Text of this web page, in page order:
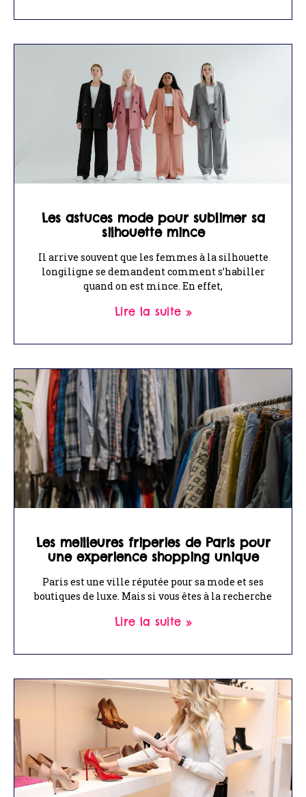
Les astuces mode pour sublimer sa
silhouette mince
Il arrive souvent que les femmes à la silhouette
longiligne se demandent comment s’habiller
quand on est mince. En effet,
Lire la suite »
Les meilleures friperies de Paris pour
une experience shopping unique
Paris est une ville réputée pour sa mode et ses
boutiques de luxe. Mais si vous êtes à la recherche
Lire la suite »